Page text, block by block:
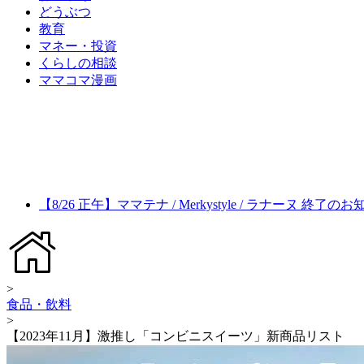
どうぶつ
教育
マネー・投資
くらしの相談
ママコマ漫画
【8/26 正午】ママテナ / Merkystyle / ラナーヌ 終了のお
>
食品・飲料
>
【2023年11月】激推し「コンビニスイーツ」新商品リスト